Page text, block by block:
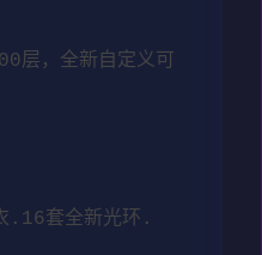
层，全新自定义可
.16套全新光环.